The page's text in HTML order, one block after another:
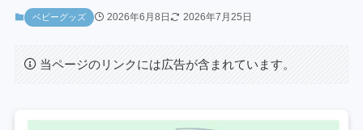
ベビーグッズ 2026年6月8日 2026年7月25日
当ページのリンクには広告が含まれています。